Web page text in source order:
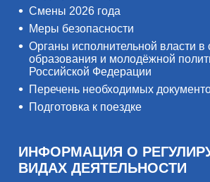
Смены 2026 года
Меры безопасности
Органы исполнительной власти в
образования и молодёжной
Российской Федерации
Перечень необходимых
Подготовка к поездке
ИНФОРМАЦИЯ О
ВИДАХ ДЕЯТЕЛЬНОСТИ